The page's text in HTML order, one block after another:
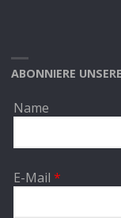
ABONNIERE
Name
E-Mail*